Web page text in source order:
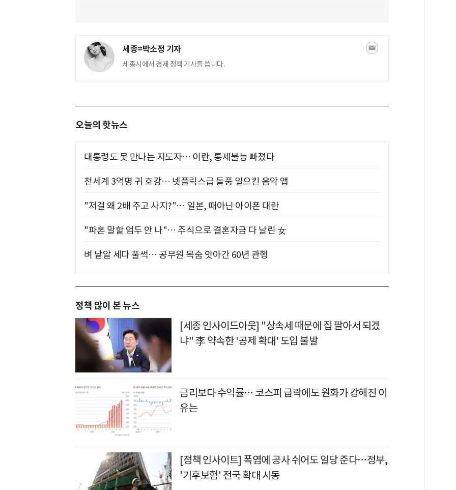
세종=박소정 기자
세종시에서 경제 정책 기사를 씁니다.
오늘의 핫뉴스
대통령도 못 만나는 지도자… 이란, 통제불능 빠졌다
전세계 3억명 귀 호강… 넷플릭스급 돌풍 일으킨 음악 앱
"저걸 왜 2배 주고 사지?"… 일본, 때아닌 아이폰 대란
"파혼 말할 엄두 안 나"… 주식으로 결혼자금 다 날린 女
벼 낱알 세다 풀썩… 공무원 목숨 앗아간 60년 관행
정책 많이 본 뉴스
[세종 인사이드아웃] "상속세 때문에 집 팔아서 되겠
냐" 李 약속한 '공제 확대' 도입 불발
금리보다 수익률… 코스피 급락에도 원화가 강해진 이
유는
[정책 인사이트] 폭염에 공사 쉬어도 일당 준다…정부,
'기후보험' 전국 확대 시동